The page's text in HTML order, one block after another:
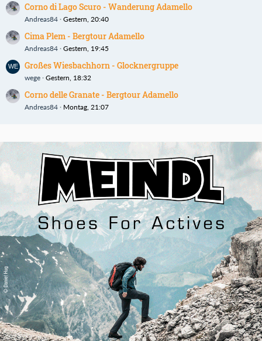
Corno di Lago Scuro - Wanderung Adamello
Andreas84 Gestern, 20:40
Cima Plem - Bergtour Adamello
Andreas84 Gestern, 19:45
Großes Wiesbachhorn - Glocknergruppe
wege Gestern, 18:32
Corno delle Granate - Bergtour Adamello
Andreas84 Montag, 21:07